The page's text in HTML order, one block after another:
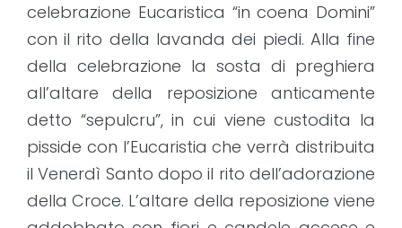
celebrazione Eucaristica “in coena Domini”
con il rito della lavanda dei piedi. Alla fine
della celebrazione la sosta di preghiera
all’altare della reposizione anticamente
detto “sepulcru”, in cui viene custodita la
pisside con l’Eucaristia che verrà distribuita
il Venerdì Santo dopo il rito dell’adorazione
della Croce. L’altare della reposizione viene